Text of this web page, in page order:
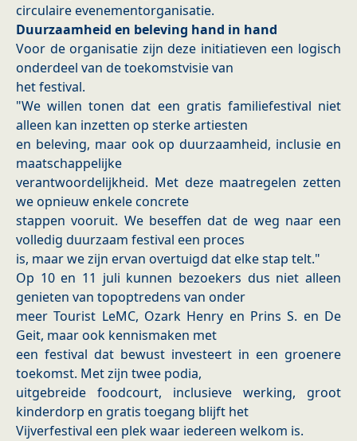
circulaire evenementorganisatie.
Duurzaamheid en beleving hand in hand
Voor de organisatie zijn deze initiatieven een logisch
onderdeel van de toekomstvisie van
het festival.
"We willen tonen dat een gratis familiefestival niet
alleen kan inzetten op sterke artiesten
en beleving, maar ook op duurzaamheid, inclusie en
maatschappelijke
verantwoordelijkheid. Met deze maatregelen zetten
we opnieuw enkele concrete
stappen vooruit. We beseffen dat de weg naar een
volledig duurzaam festival een proces
is, maar we zijn ervan overtuigd dat elke stap telt."
Op 10 en 11 juli kunnen bezoekers dus niet alleen
genieten van topoptredens van onder
meer Tourist LeMC, Ozark Henry en Prins S. en De
Geit, maar ook kennismaken met
een festival dat bewust investeert in een groenere
toekomst. Met zijn twee podia,
uitgebreide foodcourt, inclusieve werking, groot
kinderdorp en gratis toegang blijft het
Vijverfestival een plek waar iedereen welkom is.